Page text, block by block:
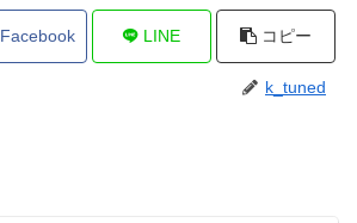
Facebook LINE コピー
k_tuned